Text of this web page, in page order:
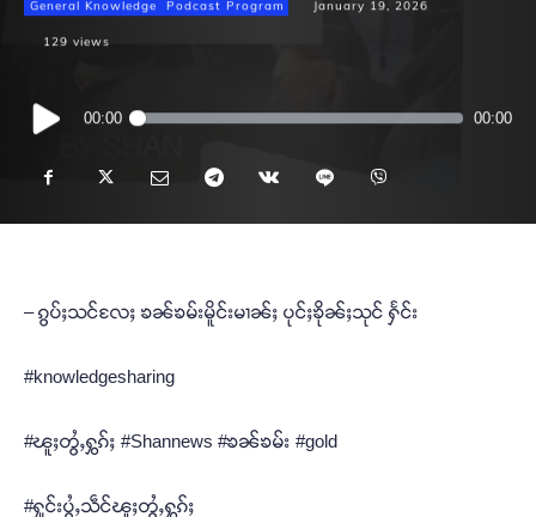
General Knowledge Podcast Program January 19, 2026
129 views
Audio
Player
00:00 00:00
– ၵွပ်ႈသင်လႄႈ ၶၼ်ၶမ်းမိူင်းမၢၼ်ႈ ပုင်ႈၶိုၼ်ႈသုင် ႁႅင်း
#knowledgesharing
#ၽူႈတွႆႇႁွၵ်ႈ #Shannews #ၶၼ်ၶမ်း #gold
#ႁူင်းပွႆႇသဵင်ၽူႈတွႆႇႁွၵ်ႈ